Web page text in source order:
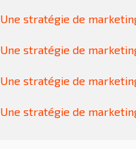
Une stratégie de
Une stratégie de
Une stratégie de
Une stratégie de